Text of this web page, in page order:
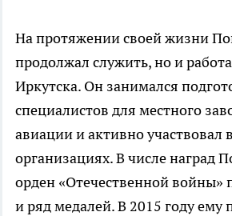
На протяжении своей жизни
продолжал служить, но и
Иркутска. Он занимался
специалистов для местного
авиации и активно участвовал
организациях. В числе наград
орден «Отечественной войны»
и ряд медалей. В 2015 году ему